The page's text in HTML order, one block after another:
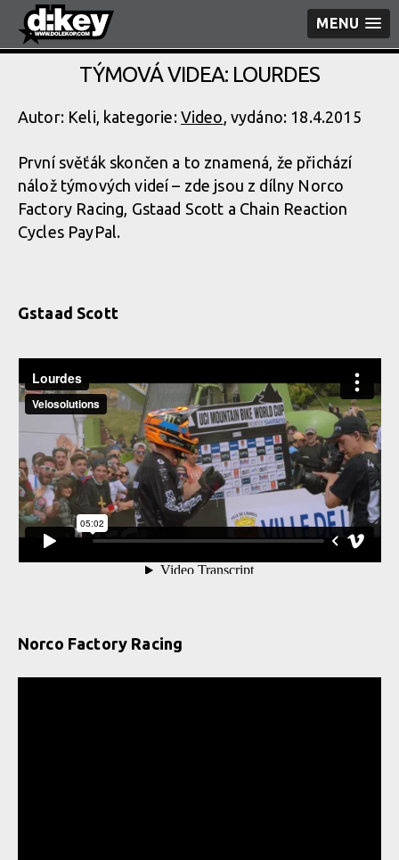
MENU
TÝMOVÁ VIDEA: LOURDES
Autor: Keli, kategorie: Video, vydáno: 18.4.2015
První svěťák skončen a to znamená, že přichází
nálož týmových videí – zde jsou z dílny Norco
Factory Racing, Gstaad Scott a Chain Reaction
Cycles PayPal.
Gstaad Scott
Norco Factory Racing